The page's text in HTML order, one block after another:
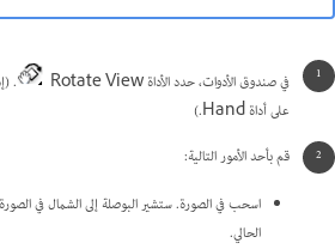
في صندوق الأدوات، حدد الأداة Rotate View
.
على أداة Hand.)
قم بأحد الأمور التالية:
اسحب في الصورة. ستشير البوصلة إلى الشمال في
الحالي.